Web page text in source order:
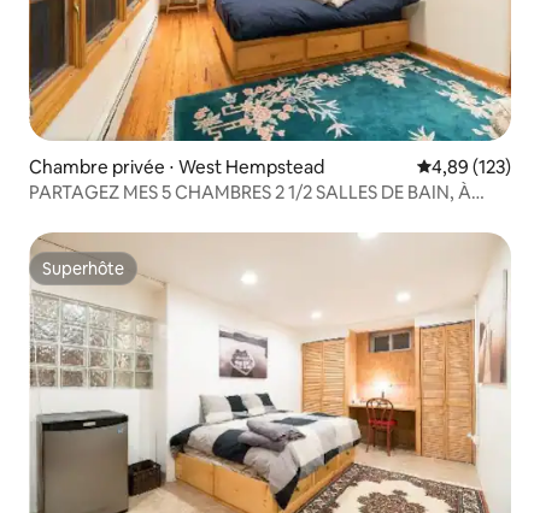
Chambre privée ⋅ West Hempstead Évaluation
4,89 (123)
PARTAGEZ MES 5 CHAMBRES 2 1/2 SALLES DE BAIN, À
Superhôte
Superhôte